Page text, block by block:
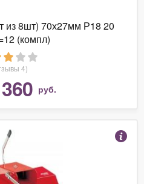
из 8шт) 70х27мм Р18 20
(компл)
4)
руб.